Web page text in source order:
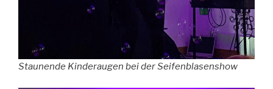
Staunende Kinderaugen bei der Seifenblasenshow